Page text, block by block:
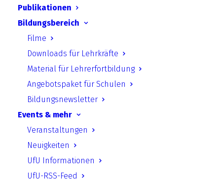
Publikationen
Bildungsbereich
Filme
Downloads für Lehrkräfte
Material für Lehrerfortbildung
Angebotspaket für Schulen
Bildungsnewsletter
Events & mehr
Veranstaltungen
Neuigkeiten
UfU Informationen
UfU-RSS-Feed
Facility (GBIF) zu klären. Der GfI-
Fischartenatlas, eine Zusammenarbeit
zwischen der Gesellschaft für Ichthyologie
e.V. und der Hochschule Bremen, umfasst
über 120.000 Datensätze zu Fischarten, die
durch verschiedene Methoden und mit
Unterstützung von Ehrenamtlichen und
Studierenden gesammelt wurden.
Link in neuem Tab öffnen